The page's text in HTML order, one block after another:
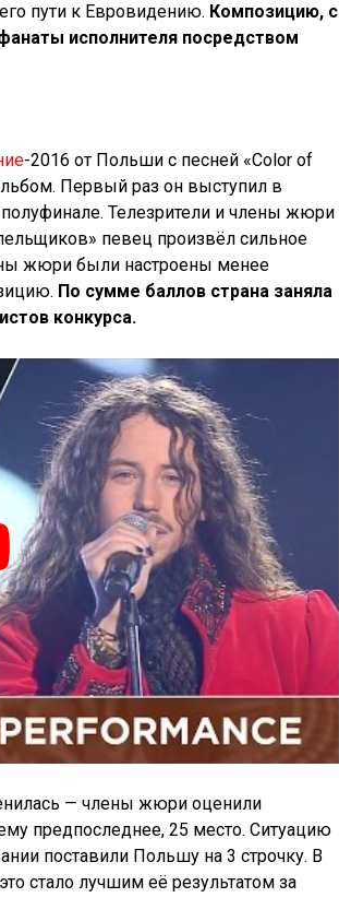
пути к Евровидению. Композицию, с
исполнителя посредством
-2016 от Польши с песней «Color of
Первый раз он выступил в
Телезрители и члены жюри
певец произвёл сильное
жюри были настроены менее
По сумме баллов страна заняла
конкурса.
— члены жюри оценили
предпоследнее, 25 место. Ситуацию
поставили Польшу на 3 строчку. В
стало лучшим её результатом за